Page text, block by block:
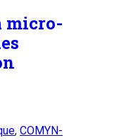
micro-
, COMYN-